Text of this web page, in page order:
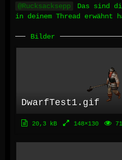
Rucksacksepp
Das sind
in deinem Thread erwähnt
Bilder
DwarfTest1.gif
20,3 kB 148×130